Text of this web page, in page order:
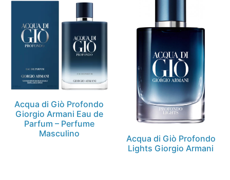
Acqua di Giò Profondo
Giorgio Armani Eau de
Parfum – Perfume
Masculino
Acqua di Giò Profondo
Lights Giorgio Armani